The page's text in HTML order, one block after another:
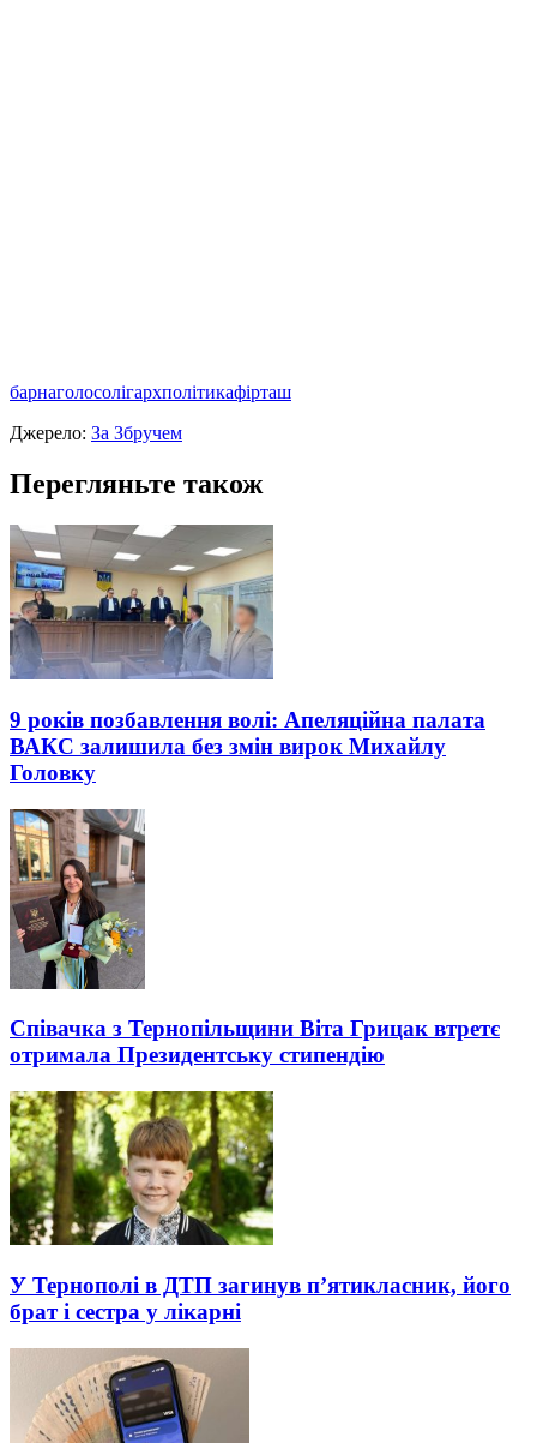
барнаголосолігархполітикафірташ
Джерело: За Збручем
Перегляньте також
9 років позбавлення волі: Апеляційна палата
ВАКС залишила без змін вирок Михайлу
Головку
Співачка з Тернопільщини Віта Грицак втретє
отримала Президентську стипендію
У Тернополі в ДТП загинув п’ятикласник, його
брат і сестра у лікарні